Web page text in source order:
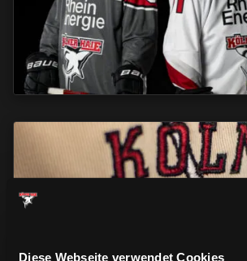
Diese Webseite verwendet Cookies
CAPS & CO